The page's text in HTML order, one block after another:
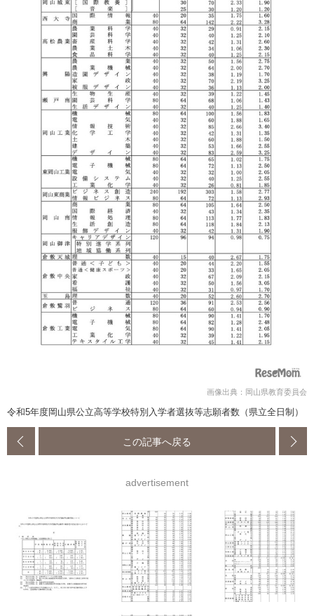
画像出典：岡山県教育委員会
令和5年度岡山県公立高等学校特別入学者選抜等志願者数（県立全日制）
この記事へ戻る
advertisement